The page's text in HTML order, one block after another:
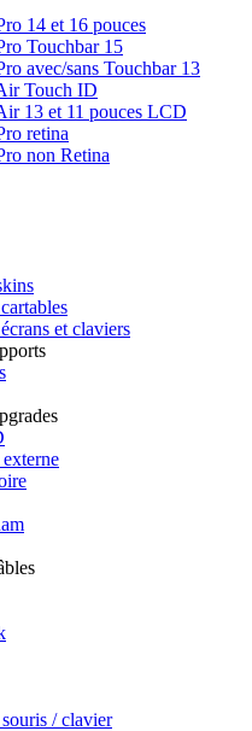
14 et 16 pouces
Touchbar 15
avec/sans Touchbar 13
Touch ID
13 et 11 pouces LCD
retina
non Retina
et claviers
/ clavier